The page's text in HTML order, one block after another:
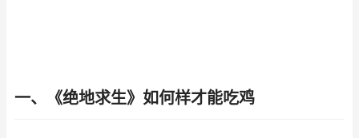
一、《绝地求生》如何样才能吃鸡